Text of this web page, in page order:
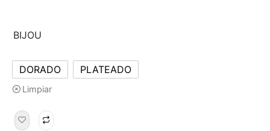
BIJOU
DORADO PLATEADO
Limpiar